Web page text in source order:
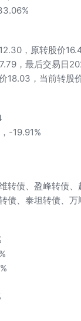
，原转股价
，最后交易日
18.03，当前转股
-19.91%
转债、盈峰转债
债、泰坦转债、